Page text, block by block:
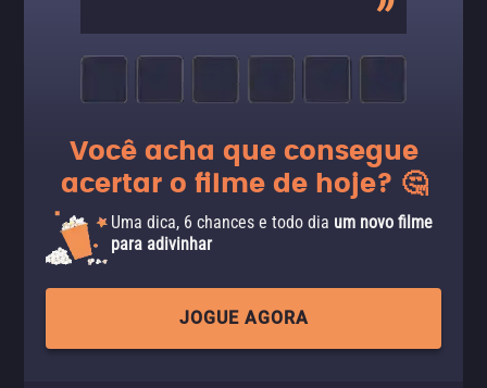
Você acha que consegue
acertar o filme de hoje? 🤔
Uma dica, 6 chances e todo dia um novo filme
para adivinhar
JOGUE AGORA